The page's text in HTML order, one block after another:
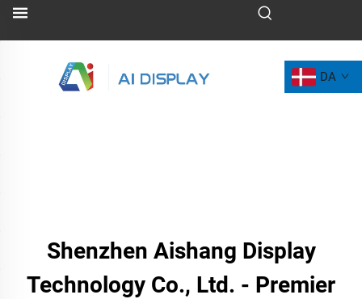
DA
Shenzhen Aishang Display
Technology Co., Ltd. - Premier